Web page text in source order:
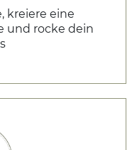
kreiere eine
und rocke dein